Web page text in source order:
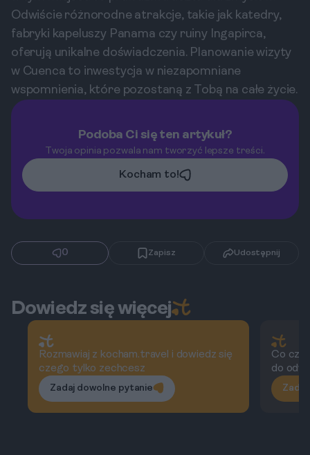
Odwiście różnorodne atrakcje, takie jak katedry,
fabryki kapeluszy Panama czy ruiny Ingapirca,
oferują unikalne doświadczenia. Planowanie wizyty
w Cuenca to inwestycja w niezapomniane
wspomnienia, które pozostaną z Tobą na całe życie.
Podoba Ci się ten artykuł?
Twoja opinia pozwala nam tworzyć lepsze treści.
Kocham to!
0 Zapisz Udostępnij
Dowiedz się więcej
Rozmawiaj z kocham.travel i dowiedz się
czego tylko zechcesz
Zadaj dowolne pytanie
Co
do